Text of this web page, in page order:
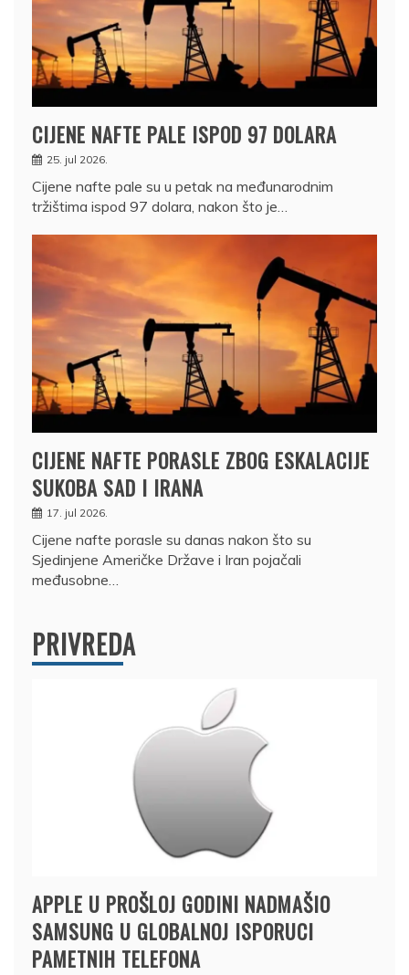
CIJENE NAFTE PALE ISPOD 97 DOLARA
25. jul 2026.
Cijene nafte pale su u petak na međunarodnim
tržištima ispod 97 dolara, nakon što je…
CIJENE NAFTE PORASLE ZBOG ESKALACIJE
SUKOBA SAD I IRANA
17. jul 2026.
Cijene nafte porasle su danas nakon što su
Sjedinjene Američke Države i Iran pojačali
međusobne…
PRIVREDA
APPLE U PROŠLOJ GODINI NADMAŠIO
SAMSUNG U GLOBALNOJ ISPORUCI
PAMETNIH TELEFONA